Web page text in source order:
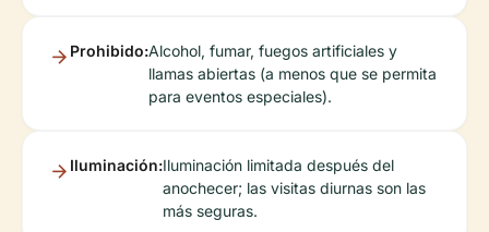
Prohibido:Alcohol, fumar, fuegos artificiales y
llamas abiertas (a menos que se permita
para eventos especiales).
Iluminación:Iluminación limitada después del
anochecer; las visitas diurnas son las
más seguras.